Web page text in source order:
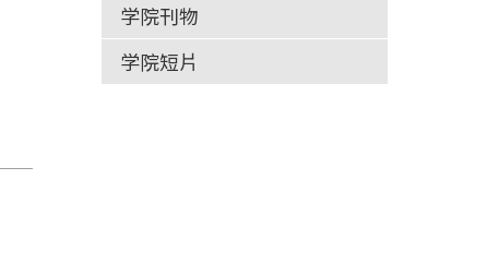
学院刊物
学院短片